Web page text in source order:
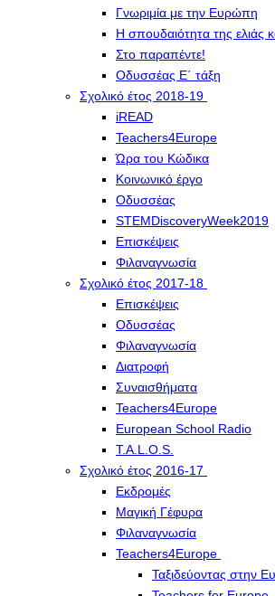
Γνωριμία με την Ευρώπη
Η σπουδαιότητα της ελιάς
Στο παραπέντε!
Οδυσσέας Ε΄ τάξη
Σχολικό έτος 2018-19
iREAD
Teachers4Europe
Ώρα του Κώδικα
Κοινωνικό έργο
Οδυσσέας
STEMDiscoveryWeek2019
Επισκέψεις
Φιλαναγνωσία
Σχολικό έτος 2017-18
Επισκέψεις
Οδυσσέας
Φιλαναγνωσία
Διατροφή
Συναισθήματα
Teachers4Europe
European School Radio
T.A.L.O.S.
Σχολικό έτος 2016-17
Εκδρομές
Μαγική Γέφυρα
Φιλαναγνωσία
Teachers4Europe
Ταξιδεύοντας στην